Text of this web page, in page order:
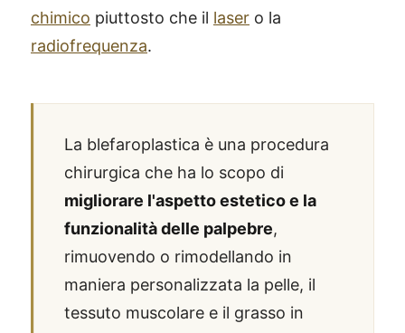
chimico piuttosto che il laser o la
radiofrequenza.
La blefaroplastica è una procedura
chirurgica che ha lo scopo di
migliorare l'aspetto estetico e la
funzionalità delle palpebre,
rimuovendo o rimodellando in
maniera personalizzata la pelle, il
tessuto muscolare e il grasso in